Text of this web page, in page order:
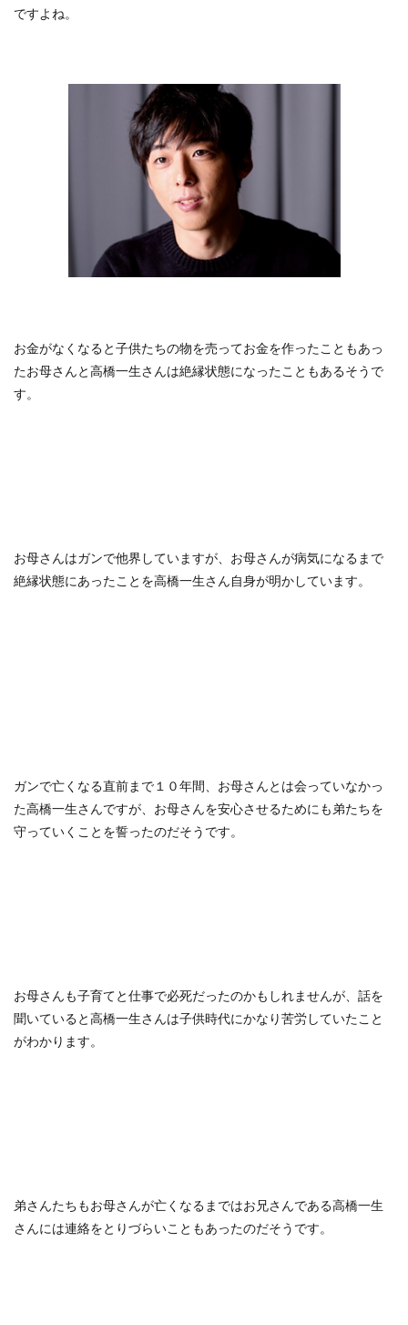
ですよね。
お金がなくなると子供たちの物を売ってお金を作ったこともあっ
たお母さんと高橋一生さんは絶縁状態になったこともあるそうで
す。
お母さんはガンで他界していますが、お母さんが病気になるまで
絶縁状態にあったことを高橋一生さん自身が明かしています。
ガンで亡くなる直前まで１０年間、お母さんとは会っていなかっ
た高橋一生さんですが、お母さんを安心させるためにも弟たちを
守っていくことを誓ったのだそうです。
お母さんも子育てと仕事で必死だったのかもしれませんが、話を
聞いていると高橋一生さんは子供時代にかなり苦労していたこと
がわかります。
弟さんたちもお母さんが亡くなるまではお兄さんである高橋一生
さんには連絡をとりづらいこともあったのだそうです。